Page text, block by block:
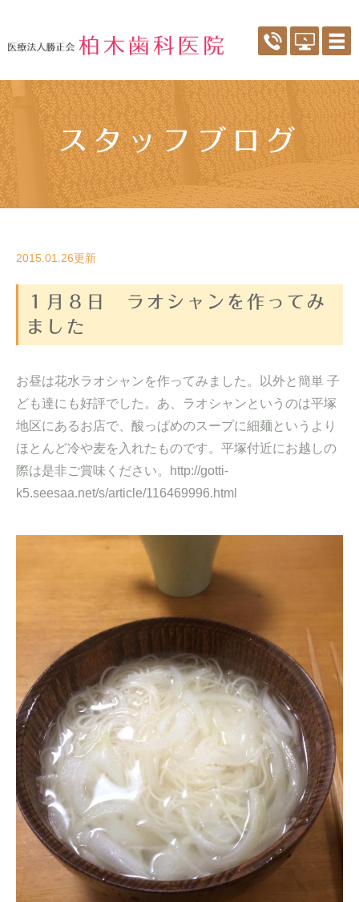
スタッフブログ
2015.01.26更新
１月８日 ラオシャンを作ってみ
ました
お昼は花水ラオシャンを作ってみました。以外と簡単 子
ども達にも好評でした。あ、ラオシャンというのは平塚
地区にあるお店で、酸っぱめのスープに細麺というより
ほとんど冷や麦を入れたものです。平塚付近にお越しの
際は是非ご賞味ください。http://gotti-
k5.seesaa.net/s/article/116469996.html